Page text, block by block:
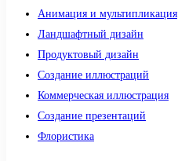
Анимация и мультипликация
Ландшафтный дизайн
Продуктовый дизайн
Создание иллюстраций
Коммерческая иллюстрация
Создание презентаций
Флористика